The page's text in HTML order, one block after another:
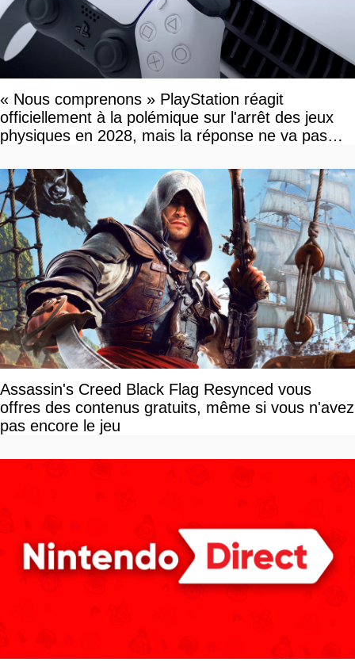
« Nous comprenons » PlayStation réagit
officiellement à la polémique sur l'arrêt des jeux
physiques en 2028, mais la réponse ne va pas
Assassin's Creed Black Flag Resynced vous
offres des contenus gratuits, même si vous n'avez
pas encore le jeu